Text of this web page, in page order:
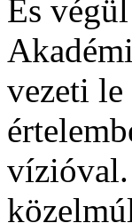
És
vezeti